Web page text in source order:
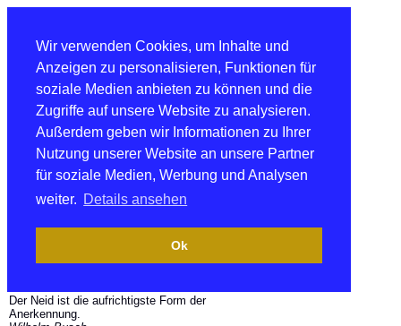
Wir verwenden Cookies, um Inhalte und
Anzeigen zu personalisieren, Funktionen für
soziale Medien anbieten zu können und die
Zugriffe auf unsere Website zu analysieren.
Außerdem geben wir Informationen zu Ihrer
Nutzung unserer Website an unsere Partner
für soziale Medien, Werbung und Analysen
weiter. Details ansehen
Ok
Der Neid ist die aufrichtigste Form der
Anerkennung.